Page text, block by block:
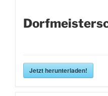
Jetzt herunterladen!